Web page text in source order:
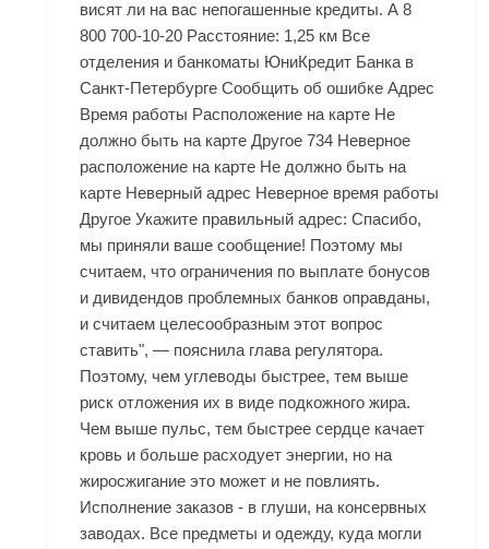
висят ли на вас непогашенные кредиты. А 8
800 700-10-20 Расстояние: 1,25 км Все
отделения и банкоматы ЮниКредит Банка в
Санкт-Петербурге Сообщить об ошибке Адрес
Время работы Расположение на карте Не
должно быть на карте Другое 734 Неверное
расположение на карте Не должно быть на
карте Неверный адрес Неверное время работы
Другое Укажите правильный адрес: Спасибо,
мы приняли ваше сообщение! Поэтому мы
считаем, что ограничения по выплате бонусов
и дивидендов проблемных банков оправданы,
и считаем целесообразным этот вопрос
ставить", — пояснила глава регулятора.
Поэтому, чем углеводы быстрее, тем выше
риск отложения их в виде подкожного жира.
Чем выше пульс, тем быстрее сердце качает
кровь и больше расходует энергии, но на
жиросжигание это может и не повлиять.
Исполнение заказов - в глуши, на консервных
заводах. Все предметы и одежду, куда могли